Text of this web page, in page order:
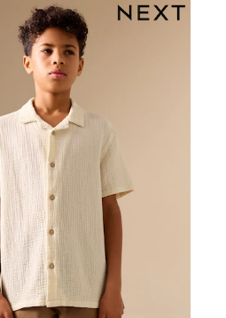
Resort Styles
Boys' Holiday Shop
Boys' Travel Styles
Sunset Styles
Occasionwear
Sets & Outfits
Linen Collection
Tops & T-Shirts
Polo Shirts
Swimwear
Shorts
Sandals & Clogs
Sun Safe
Rash Vests
Sun Hats & Caps
Sunglasses
Baby Holiday Shop
Baby Summer Nightwear